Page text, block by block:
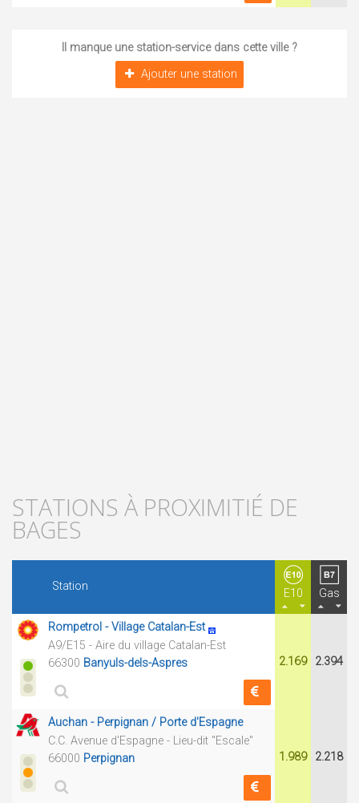
Il manque une station-service dans cette ville ?
Ajouter une station
STATIONS À PROXIMITIÉ DE
BAGES
Station
E10 Gas
Rompetrol - Village Catalan-Est
A9/E15 - Aire du village Catalan-Est
66300 Banyuls-dels-Aspres 2.169 2.394
Auchan - Perpignan / Porte d'Espagne
C.C. Avenue d'Espagne - Lieu-dit "Escale"
66000 Perpignan 1.989 2.218